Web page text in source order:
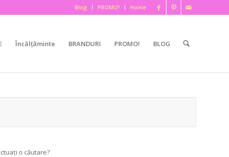
Blog PROMO! Home
Încălțăminte BRANDURI PROMO! BLOG
o căutare?